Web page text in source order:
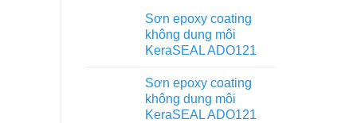
Sơn epoxy coating
không dung môi
KeraSEAL ADO121
Sơn epoxy coating
không dung môi
KeraSEAL ADO121